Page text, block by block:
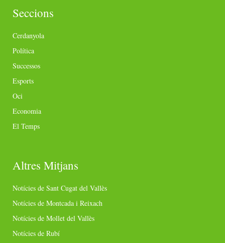
Seccions
Cerdanyola
Política
Successos
Esports
Oci
Economia
El Temps
Altres Mitjans
Notícies de Sant Cugat del Vallès
Notícies de Montcada i Reixach
Notícies de Mollet del Vallès
Notícies de Rubí